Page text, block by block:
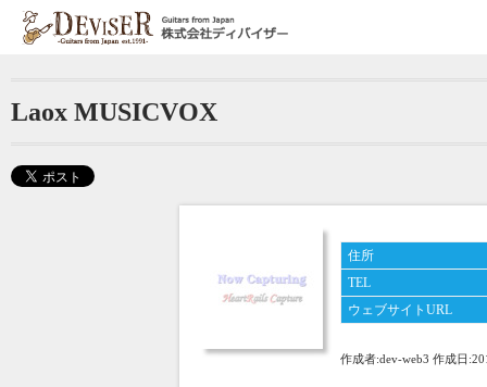
Jump to navigation
現
地
Laox MUSICVOX
住所
TEL
ウェブサイトURL
作成者:dev-web3 作成日: